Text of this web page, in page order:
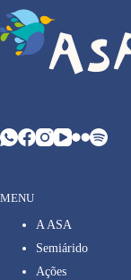
MENU
A ASA
Semiárido
Ações